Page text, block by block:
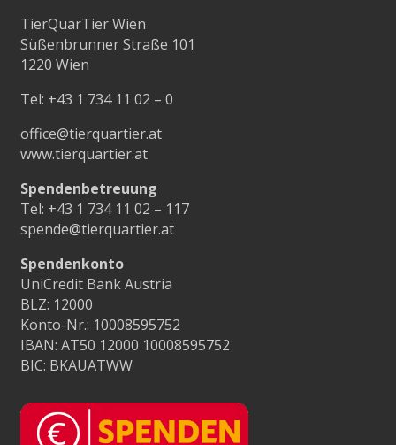
TierQuarTier Wien
Süßenbrunner Straße 101
1220 Wien
Tel: +43 1 734 11 02 – 0
office@tierquartier.at
www.tierquartier.at
Spendenbetreuung
Tel: +43 1 734 11 02 – 117
spende@tierquartier.at
Spendenkonto
UniCredit Bank Austria
BLZ: 12000
Konto-Nr.: 10008595752
IBAN: AT50 12000 10008595752
BIC: BKAUATWW